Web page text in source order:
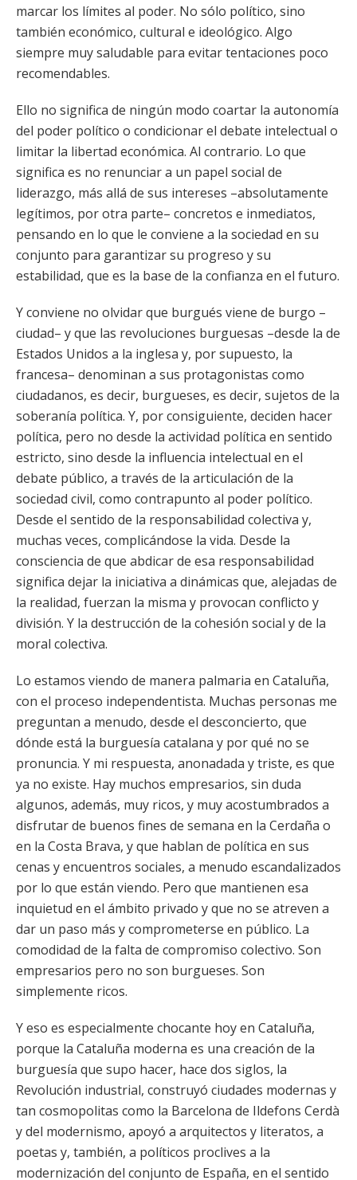
marcar los límites al poder. No sólo político, sino
también económico, cultural e ideológico. Algo
siempre muy saludable para evitar tentaciones poco
recomendables.
Ello no significa de ningún modo coartar la autonomía
del poder político o condicionar el debate intelectual o
limitar la libertad económica. Al contrario. Lo que
significa es no renunciar a un papel social de
liderazgo, más allá de sus intereses –absolutamente
legítimos, por otra parte– concretos e inmediatos,
pensando en lo que le conviene a la sociedad en su
conjunto para garantizar su progreso y su
estabilidad, que es la base de la confianza en el futuro.
Y conviene no olvidar que burgués viene de burgo –
ciudad– y que las revoluciones burguesas –desde la de
Estados Unidos a la inglesa y, por supuesto, la
francesa– denominan a sus protagonistas como
ciudadanos, es decir, burgueses, es decir, sujetos de la
soberanía política. Y, por consiguiente, deciden hacer
política, pero no desde la actividad política en sentido
estricto, sino desde la influencia intelectual en el
debate público, a través de la articulación de la
sociedad civil, como contrapunto al poder político.
Desde el sentido de la responsabilidad colectiva y,
muchas veces, complicándose la vida. Desde la
consciencia de que abdicar de esa responsabilidad
significa dejar la iniciativa a dinámicas que, alejadas de
la realidad, fuerzan la misma y provocan conflicto y
división. Y la destrucción de la cohesión social y de la
moral colectiva.
Lo estamos viendo de manera palmaria en Cataluña,
con el proceso independentista. Muchas personas me
preguntan a menudo, desde el desconcierto, que
dónde está la burguesía catalana y por qué no se
pronuncia. Y mi respuesta, anonadada y triste, es que
ya no existe. Hay muchos empresarios, sin duda
algunos, además, muy ricos, y muy acostumbrados a
disfrutar de buenos fines de semana en la Cerdaña o
en la Costa Brava, y que hablan de política en sus
cenas y encuentros sociales, a menudo escandalizados
por lo que están viendo. Pero que mantienen esa
inquietud en el ámbito privado y que no se atreven a
dar un paso más y comprometerse en público. La
comodidad de la falta de compromiso colectivo. Son
empresarios pero no son burgueses. Son
simplemente ricos.
Y eso es especialmente chocante hoy en Cataluña,
porque la Cataluña moderna es una creación de la
burguesía que supo hacer, hace dos siglos, la
Revolución industrial, construyó ciudades modernas y
tan cosmopolitas como la Barcelona de Ildefons Cerdà
y del modernismo, apoyó a arquitectos y literatos, a
poetas y, también, a políticos proclives a la
modernización del conjunto de España, en el sentido